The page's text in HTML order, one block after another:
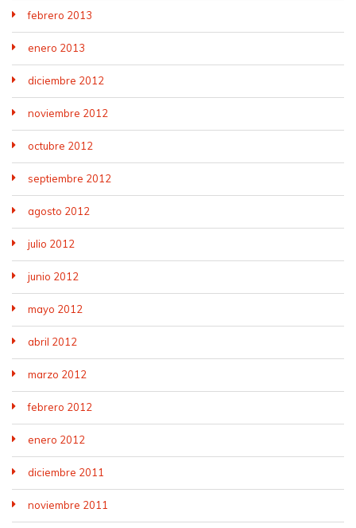
febrero 2013
enero 2013
diciembre 2012
noviembre 2012
octubre 2012
septiembre 2012
agosto 2012
julio 2012
junio 2012
mayo 2012
abril 2012
marzo 2012
febrero 2012
enero 2012
diciembre 2011
noviembre 2011